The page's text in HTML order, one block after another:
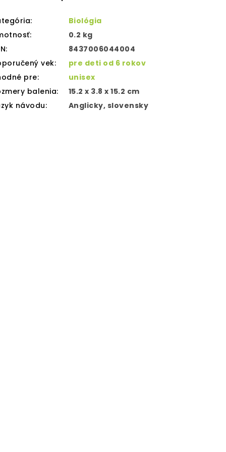
:
Biológia
:
0.2 kg
:
8437006044004
vek:
pre deti od 6 rokov
pre:
unisex
balenia:
15.2 x 3.8 x 15.2 cm
návodu: Anglicky, slovensky